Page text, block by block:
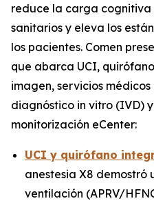
reduce la carga cognitiva
sanitarios y eleva los
los pacientes. Comen
que abarca UCI,
imagen, servicios
diagnóstico in vitro (IVD)
monitorización eCenter:
UCI y quirófano
anestesia X8 demostró
ventilación (APRV/